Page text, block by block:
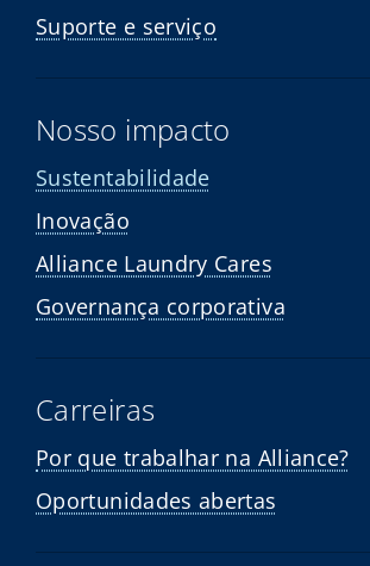
Suporte e serviço
Nosso impacto
Sustentabilidade
Inovação
Alliance Laundry Cares
Governança corporativa
Carreiras
Por que trabalhar na Alliance?
Oportunidades abertas